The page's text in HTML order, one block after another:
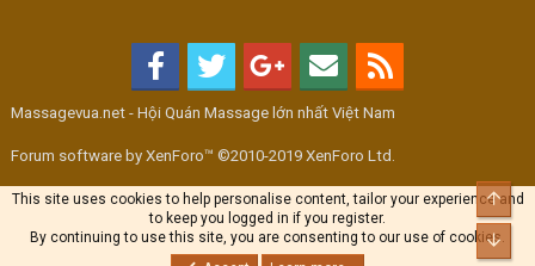
Massagevua.net - Hội Quán Massage lớn nhất Việt Nam
Forum software by XenForo™ ©2010-2019 XenForo Ltd.
This site uses cookies to help personalise content, tailor your experience and
to keep you logged in if you register.
By continuing to use this site, you are consenting to our use of cookies.
Top